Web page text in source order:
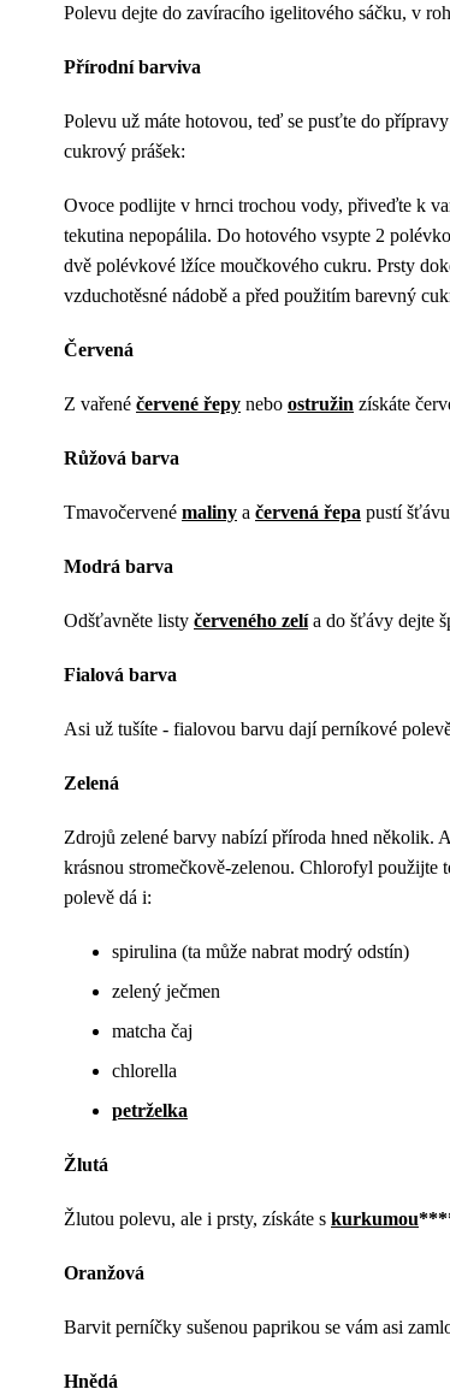
Polevu dejte do zavíracího igelitového sáčku, v
Přírodní barviva
Polevu už máte hotovou, teď se pusťte do
cukrový prášek:
Ovoce podlijte v hrnci trochou vody, přiveďte k
tekutina nepopálila. Do hotového vsypte 2
dvě polévkové lžíce moučkového cukru. Prsty
vzduchotěsné nádobě a před použitím barevný
Červená
Z vařené červené řepy nebo ostružin získáte
Růžová barva
Tmavočervené maliny a červená řepa pustí
Modrá barva
Odšťavněte listy červeného zelía do šťávy dejte
Fialová barva
Asi už tušíte - fialovou barvu dají perníkové
Zelená
Zdrojů zelené barvy nabízí příroda hned několik.
krásnou stromečkově-zelenou. Chlorofyl použijte
polevě dá i:
spirulina (ta může nabrat modrý odstín)
zelený ječmen
matcha čaj
chlorella
petrželka
Žlutá
Žlutou polevu, ale i prsty, získáte s kurkumou
Oranžová
Barvit perníčky sušenou paprikou se vám asi
Hnědá